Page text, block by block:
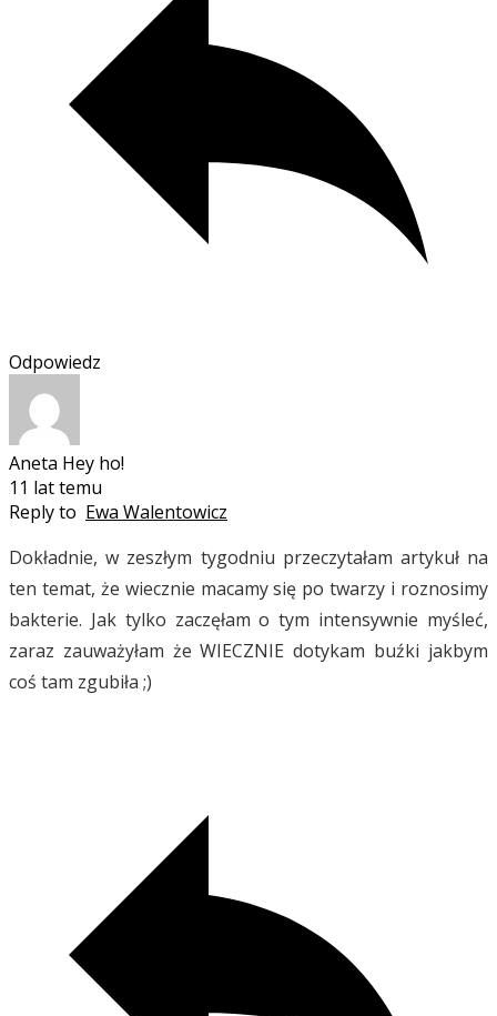
Odpowiedz
Aneta Hey ho!
11 lat temu
Reply to Ewa Walentowicz
Dokładnie, w zeszłym tygodniu przeczytałam artykuł na
ten temat, że wiecznie macamy się po twarzy i roznosimy
bakterie. Jak tylko zaczęłam o tym intensywnie myśleć,
zaraz zauważyłam że WIECZNIE dotykam buźki jakbym
coś tam zgubiła ;)